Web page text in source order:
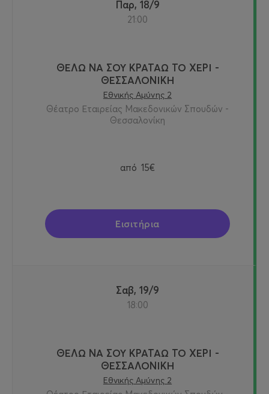
Παρ, 18/9
21:00
ΘΕΛΩ ΝΑ ΣΟΥ ΚΡΑΤΑΩ ΤΟ ΧΕΡΙ -
ΘΕΣΣΑΛΟΝΙΚΗ
Εθνικής Αμύνης 2
Θέατρο Εταιρείας Μακεδονικών Σπουδών -
Θεσσαλονίκη
από 15€
Εισιτήρια
Σαβ, 19/9
18:00
ΘΕΛΩ ΝΑ ΣΟΥ ΚΡΑΤΑΩ ΤΟ ΧΕΡΙ -
ΘΕΣΣΑΛΟΝΙΚΗ
Εθνικής Αμύνης 2